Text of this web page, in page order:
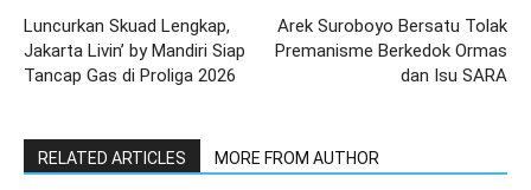
Luncurkan Skuad Lengkap,
Jakarta Livin’ by Mandiri Siap
Tancap Gas di Proliga 2026
Arek Suroboyo Bersatu Tolak
Premanisme Berkedok Ormas
dan Isu SARA
RELATED ARTICLES MORE FROM AUTHOR